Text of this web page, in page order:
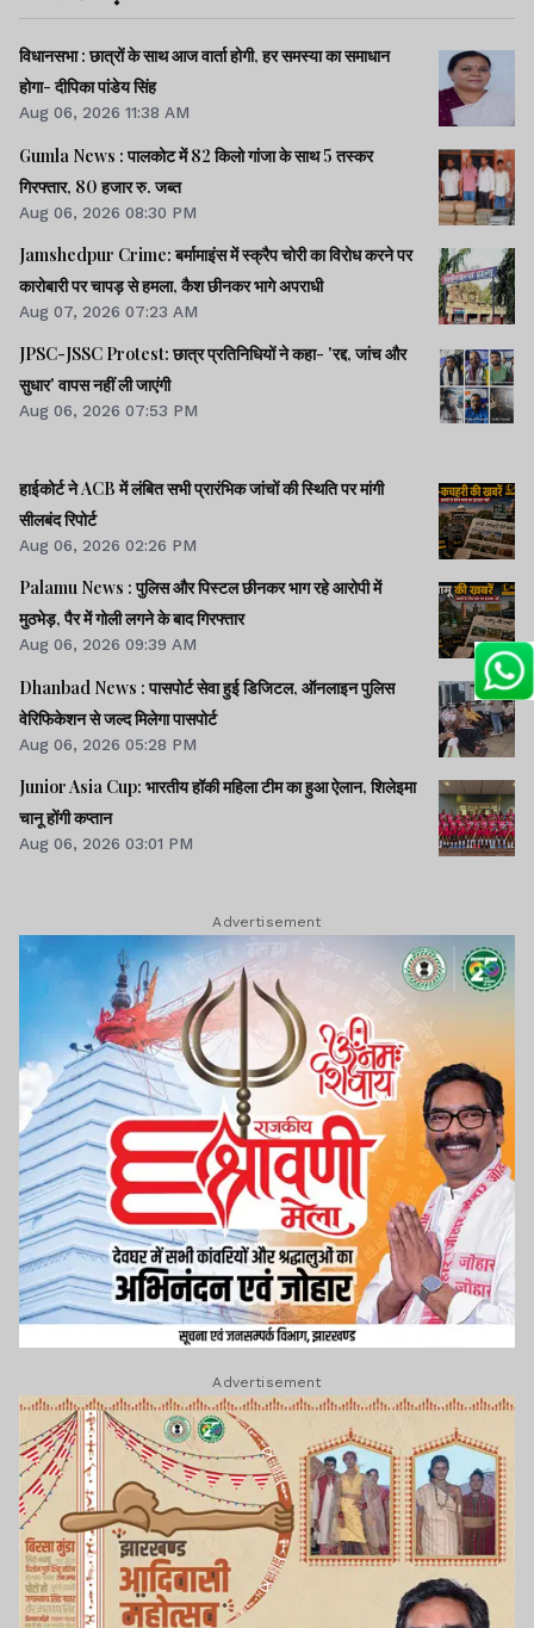
विधानसभा : छात्रों के साथ आज वार्ता होगी, हर समस्या का समाधान
होगा- दीपिका पांडेय सिंह
Aug 06, 2026 11:38 AM
Gumla News : पालकोट में 82 किलो गांजा के साथ 5 तस्कर
गिरफ्तार, 80 हजार रु. जब्त
Aug 06, 2026 08:30 PM
Jamshedpur Crime: बर्मामाइंस में स्क्रैप चोरी का विरोध करने पर
कारोबारी पर चापड़ से हमला, कैश छीनकर भागे अपराधी
Aug 07, 2026 07:23 AM
JPSC-JSSC Protest: छात्र प्रतिनिधियों ने कहा- 'रद्द, जांच और
सुधार' वापस नहीं ली जाएंगी
Aug 06, 2026 07:53 PM
हाईकोर्ट ने ACB में लंबित सभी प्रारंभिक जांचों की स्थिति पर मांगी
सीलबंद रिपोर्ट
Aug 06, 2026 02:26 PM
Palamu News : पुलिस और पिस्टल छीनकर भाग रहे आरोपी में
मुठभेड़, पैर में गोली लगने के बाद गिरफ्तार
Aug 06, 2026 09:39 AM
Dhanbad News : पासपोर्ट सेवा हुई डिजिटल, ऑनलाइन पुलिस
वेरिफिकेशन से जल्द मिलेगा पासपोर्ट
Aug 06, 2026 05:28 PM
Junior Asia Cup: भारतीय हॉकी महिला टीम का हुआ ऐलान, शिलेइमा
चानू होंगी कप्तान
Aug 06, 2026 03:01 PM
Advertisement
Advertisement